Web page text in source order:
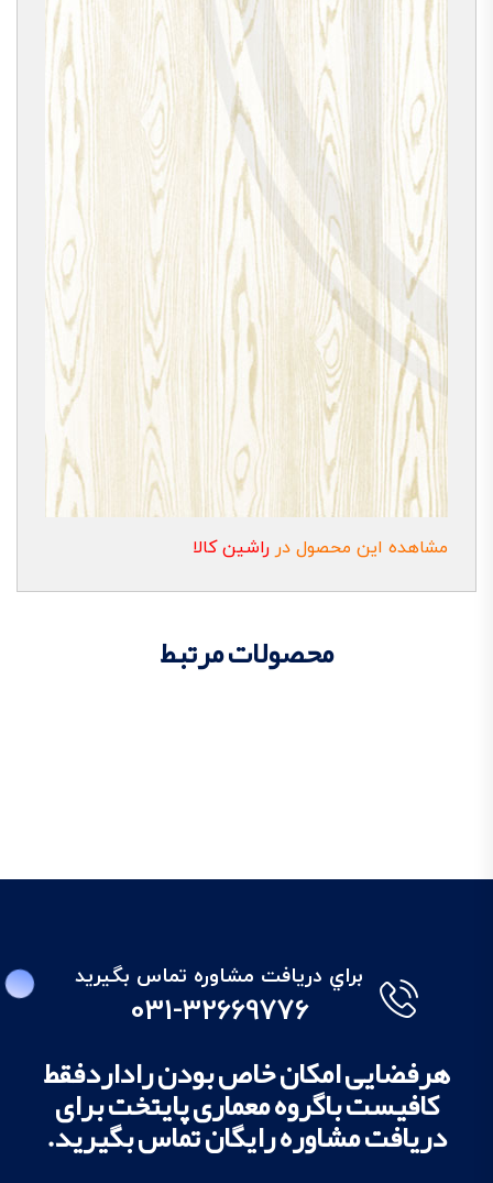
مشاهده این محصول در راشین کالا
محصولات مرتبط
براي دريافت مشاوره تماس بگيريد
031-32669776
هرفضایی امکان خاص بودن راداردفقط
کافیست باگروه معماری پایتخت برای
دریافت مشاوره رایگان تماس بگیرید.